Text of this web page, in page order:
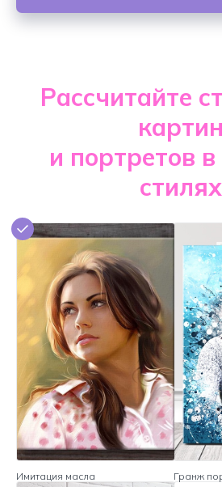
Рассчитайте
картин
и портретов
стилях
Имитация масла Гранж